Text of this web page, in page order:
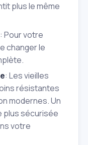
plus le même
: Pour votre
changer le
: Les vieilles
résistantes
modernes. Un
plus sécurisée
votre